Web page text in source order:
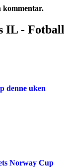
kommentar.
IL - Fotball
denne uken
Norway Cup